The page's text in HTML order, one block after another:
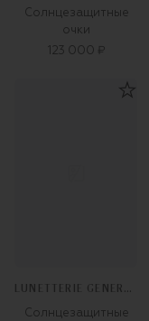
Солнцезащитные
очки
123 000 ₽
Солнцезащитные